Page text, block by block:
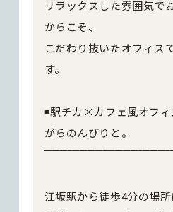
リラックスした雰囲気で
からこそ、
こだわり抜いたオフィス
す。
◾️駅チカ×カフェ風オフ
がらのんびりと。
江坂駅から徒歩4分の場所